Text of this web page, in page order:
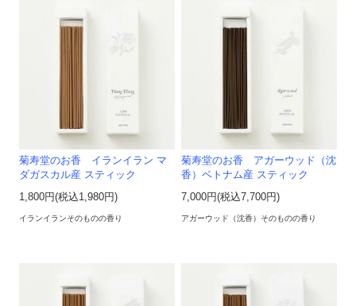
菊寿堂のお香 イランイラン マ
ダガスカル産 スティック
1,800円(税込1,980円)
イランイランそのものの香り
菊寿堂のお香 アガーウッド（沈
香）ベトナム産 スティック
7,000円(税込7,700円)
アガーウッド（沈香）そのものの香り